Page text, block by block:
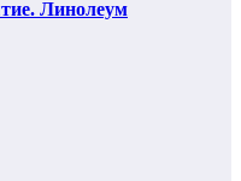
Линолеум